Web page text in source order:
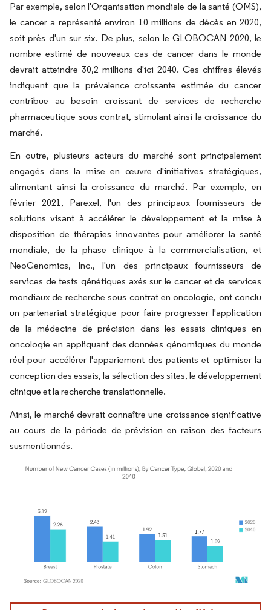
Par exemple, selon l'Organisation mondiale de la santé (OMS),
le cancer a représenté environ 10 millions de décès en 2020,
soit près d'un sur six. De plus, selon le GLOBOCAN 2020, le
nombre estimé de nouveaux cas de cancer dans le monde
devrait atteindre 30,2 millions d'ici 2040. Ces chiffres élevés
indiquent que la prévalence croissante estimée du cancer
contribue au besoin croissant de services de recherche
pharmaceutique sous contrat, stimulant ainsi la croissance du
marché.
En outre, plusieurs acteurs du marché sont principalement
engagés dans la mise en œuvre d'initiatives stratégiques,
alimentant ainsi la croissance du marché. Par exemple, en
février 2021, Parexel, l'un des principaux fournisseurs de
solutions visant à accélérer le développement et la mise à
disposition de thérapies innovantes pour améliorer la santé
mondiale, de la phase clinique à la commercialisation, et
NeoGenomics, Inc., l'un des principaux fournisseurs de
services de tests génétiques axés sur le cancer et de services
mondiaux de recherche sous contrat en oncologie, ont conclu
un partenariat stratégique pour faire progresser l'application
de la médecine de précision dans les essais cliniques en
oncologie en appliquant des données génomiques du monde
réel pour accélérer l'appariement des patients et optimiser la
conception des essais, la sélection des sites, le développement
clinique et la recherche translationnelle.
Ainsi, le marché devrait connaître une croissance significative
au cours de la période de prévision en raison des facteurs
susmentionnés.
Image © Mordor Intelligence. La réutilisation nécessite une attribution sous CC BY